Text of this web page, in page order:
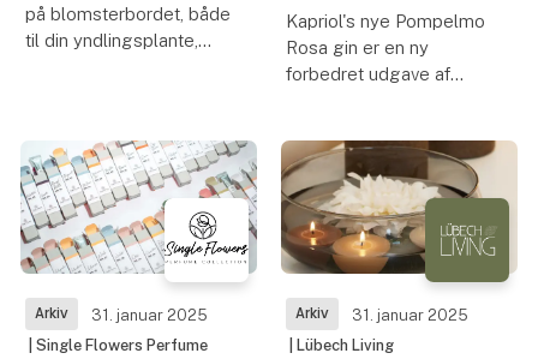
på blomsterbordet, både
til din yndlingsplante,
kop kaffe og din mobil
telefon.
Rocky Root er lavet i silk
Kapriol's nye Pompelmo
Rosa gin er en ny
forbedret udgave af
års research og prøver
med udgangspunkt i en
gammel gin opskrift fra
destilleriet.
Arkiv
31. januar 2025
| Single Flowers Perfume
Arkiv
31. januar 2025
| Lübech Living